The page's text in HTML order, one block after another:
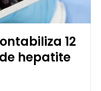
12
hepatite